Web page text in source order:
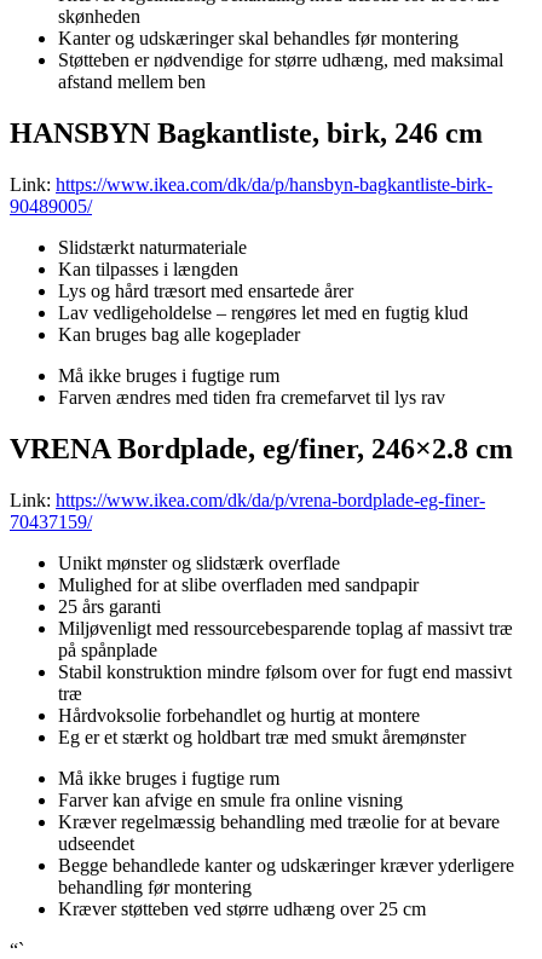
skønheden
Kanter og udskæringer skal behandles før montering
Støtteben er nødvendige for større udhæng, med maksimal
afstand mellem ben
HANSBYN Bagkantliste, birk, 246 cm
Link: https://www.ikea.com/dk/da/p/hansbyn-bagkantliste-birk-
90489005/
Slidstærkt naturmateriale
Kan tilpasses i længden
Lys og hård træsort med ensartede årer
Lav vedligeholdelse – rengøres let med en fugtig klud
Kan bruges bag alle kogeplader
Må ikke bruges i fugtige rum
Farven ændres med tiden fra cremefarvet til lys rav
VRENA Bordplade, eg/finer, 246×2.8 cm
Link: https://www.ikea.com/dk/da/p/vrena-bordplade-eg-finer-
70437159/
Unikt mønster og slidstærk overflade
Mulighed for at slibe overfladen med sandpapir
25 års garanti
Miljøvenligt med ressourcebesparende toplag af massivt træ
på spånplade
Stabil konstruktion mindre følsom over for fugt end massivt
træ
Hårdvoksolie forbehandlet og hurtig at montere
Eg er et stærkt og holdbart træ med smukt åremønster
Må ikke bruges i fugtige rum
Farver kan afvige en smule fra online visning
Kræver regelmæssig behandling med træolie for at bevare
udseendet
Begge behandlede kanter og udskæringer kræver yderligere
behandling før montering
Kræver støtteben ved større udhæng over 25 cm
“`